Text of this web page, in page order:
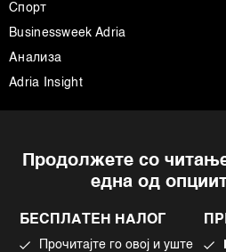
Продолжете со
една од
БЕСПЛАТЕН НАЛОГ
Прочитајте го овој и уште
Спорт
Businessweek Adria
Анализа
Adria Insight
Импресум
Политика на приватност